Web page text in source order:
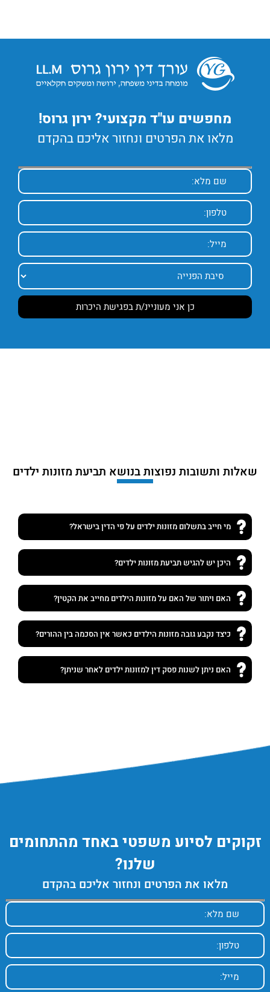
מחפשים עו"ד מקצועי? ירון גרוס!
מלאו את הפרטים ונחזור אליכם בהקדם
שאלות ותשובות נפוצות בנושא תביעת מזונות ילדים
מי חייב בתשלום מזונות ילדים על פי הדין בישראל?
היכן יש להגיש תביעת מזונות ילדים?
האם ויתור של האם על מזונות הילדים מחייב את הקטין?
כיצד נקבע גובה מזונות הילדים כאשר אין הסכמה בין ההורים?
האם ניתן לשנות פסק דין למזונות ילדים לאחר שניתן?
זקוקים לסיוע משפטי באחד מהתחומים
שלנו?
מלאו את הפרטים ונחזור אליכם בהקדם